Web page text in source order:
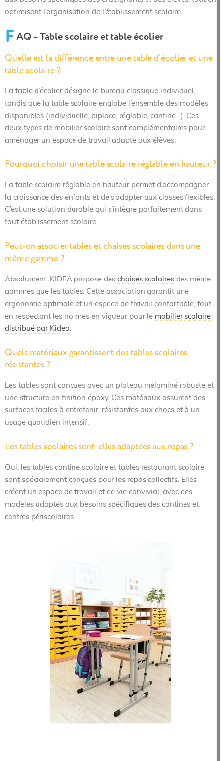
optimisant l’organisation de l’établissement scolaire.
F AQ – Table scolaire et table écolier
Quelle est la différence entre une table d’écolier et une
table scolaire ?
La table d’écolier désigne le bureau classique individuel,
tandis que la table scolaire englobe l’ensemble des modèles
disponibles (individuelle, biplace, réglable, cantine…). Ces
deux types de mobilier scolaire sont complémentaires pour
aménager un espace de travail adapté aux élèves.
Pourquoi choisir une table scolaire réglable en hauteur ?
La table scolaire réglable en hauteur permet d’accompagner
la croissance des enfants et de s’adapter aux classes flexibles.
C’est une solution durable qui s’intègre parfaitement dans
tout établissement scolaire.
Peut-on associer tables et chaises scolaires dans une
même gamme ?
Absolument. KIDEA propose des chaises scolaires des même
gammes que les tables. Cette association garantit une
ergonomie optimale et un espace de travail confortable, tout
en respectant les normes en vigueur pour le mobilier scolaire
distribué par Kidea.
Quels matériaux garantissent des tables scolaires
résistantes ?
Les tables sont conçues avec un plateau mélaminé robuste et
une structure en finition époxy. Ces matériaux assurent des
surfaces faciles à entretenir, résistantes aux chocs et à un
usage quotidien intensif.
Les tables scolaires sont-elles adaptées aux repas ?
Oui, les tables cantine scolaire et tables restaurant scolaire
sont spécialement conçues pour les repas collectifs. Elles
créent un espace de travail et de vie convivial, avec des
modèles adaptés aux besoins spécifiques des cantines et
centres périscolaires.